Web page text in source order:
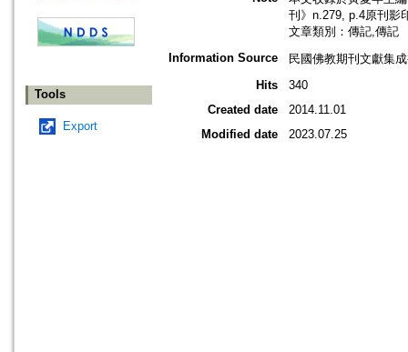
Tools
Export
刊》n.279, p.4原刊影
文章類別：傳記,傳記
Information Source
民國佛教期刊文獻集
Hits
340
Created date
2014.11.01
Modified date
2023.07.25